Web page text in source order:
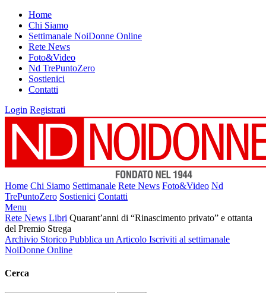
Home
Chi Siamo
Settimanale NoiDonne Online
Rete News
Foto&Video
Nd TrePuntoZero
Sostienici
Contatti
Login Registrati
Home Chi Siamo Settimanale Rete News Foto&Video Nd
TrePuntoZero Sostienici Contatti
Menu
Rete News Libri Quarant’anni di “Rinascimento privato” e ottanta
del Premio Strega
Archivio Storico Pubblica un Articolo Iscriviti al settimanale
NoiDonne Online
Cerca